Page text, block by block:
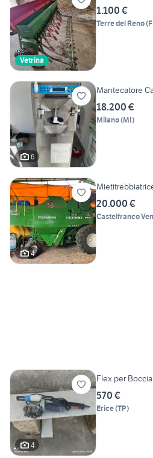
Vetrina
1.100 €
Terre del Reno(
6
Mantecatore
18.200 €
Milano(MI)
4
20.000 €
Castelfranco
4
Flex per
570 €
Erice(TP)